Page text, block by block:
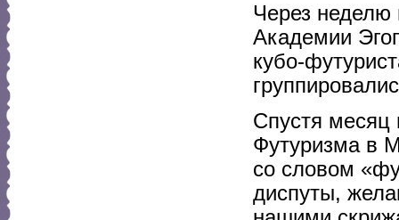
Через неделю
Академии
кубо-
Спустя месяц
Футуризма в
со словом
диспуты,